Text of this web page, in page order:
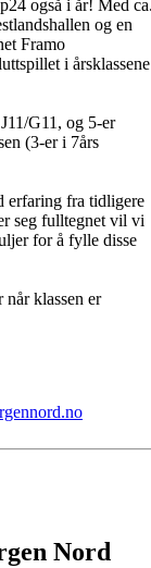
også i år! Med
og en
Framo
i årsklassene
G11, og 5-er
(3-er i 7års
erfaring fra tidligere
seg fulltegnet vil vi
for å fylle disse
når klassen er
Nord